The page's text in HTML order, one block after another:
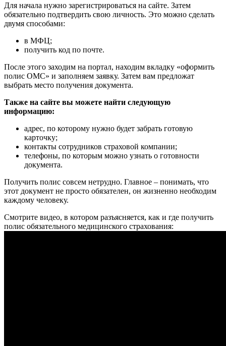
Для начала нужно зарегистрироваться на сайте. Затем
обязательно подтвердить свою личность. Это можно сделать
двумя способами:
в МФЦ;
получить код по почте.
После этого заходим на портал, находим вкладку «оформить
полис ОМС» и заполняем заявку. Затем вам предложат
выбрать место получения документа.
Также на сайте вы можете найти следующую
информацию:
адрес, по которому нужно будет забрать готовую
карточку;
контакты сотрудников страховой компании;
телефоны, по которым можно узнать о готовности
документа.
Получить полис совсем нетрудно. Главное – понимать, что
этот документ не просто обязателен, он жизненно необходим
каждому человеку.
Смотрите видео, в котором разъясняется, как и где получить
полис обязательного медицинского страхования: